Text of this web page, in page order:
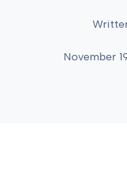
November